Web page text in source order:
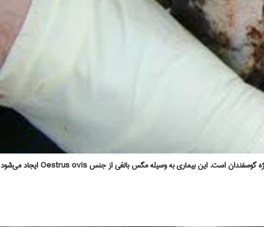
بیماری انگل مگس گوسفند که در دامپزشکی با نام علمی میازیس (Myiasis) یا اِستروز (Oestrosis) شناخته می‌شود، یکی از مهم‌ترین بیماری‌های انگلی در نشخوارکنندگان کوچک به‌ ویژه گوسفندان است. این بیماری به‌ وسیله مگس بالغی از جنس Oestrus ovis ایجاد می‌شود